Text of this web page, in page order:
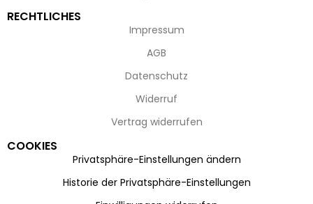
RECHTLICHES
Impressum
AGB
Datenschutz
Widerruf
Vertrag widerrufen
COOKIES
Privatsphäre-Einstellungen ändern
Historie der Privatsphäre-Einstellungen